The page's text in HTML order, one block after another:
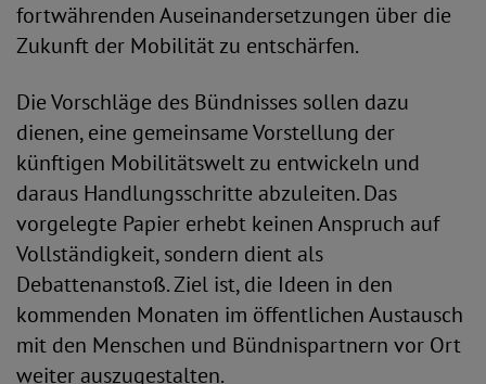
fortwährenden Auseinandersetzungen über die
Zukunft der Mobilität zu entschärfen.
Die Vorschläge des Bündnisses sollen dazu
dienen, eine gemeinsame Vorstellung der
künftigen Mobilitätswelt zu entwickeln und
daraus Handlungsschritte abzuleiten. Das
vorgelegte Papier erhebt keinen Anspruch auf
Vollständigkeit, sondern dient als
Debattenanstoß. Ziel ist, die Ideen in den
kommenden Monaten im öffentlichen Austausch
mit den Menschen und Bündnispartnern vor Ort
weiter auszugestalten.